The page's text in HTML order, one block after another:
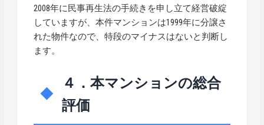
2008年に民事再生法の手続きを申し立て経営破綻
していますが、本件マンションは1999年に分譲さ
れた物件なので、特段のマイナスはないと判断し
ます。
４．本マンションの総合
評価